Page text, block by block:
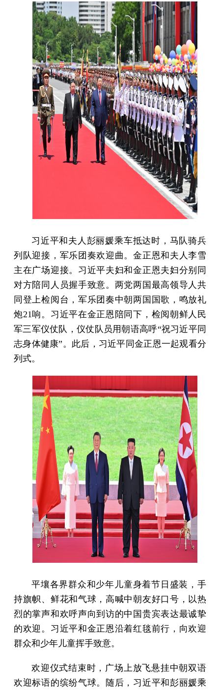
习近平和夫人彭丽媛乘车抵达时，马队骑兵
列队迎接，军乐团奏欢迎曲。金正恩和夫人李雪
主在广场迎接。习近平夫妇和金正恩夫妇分别同
对方陪同人员握手致意。两党两国最高领导人共
同登上检阅台，军乐团奏中朝两国国歌，鸣放礼
炮21响。习近平在金正恩陪同下，检阅朝鲜人民
军三军仪仗队，仪仗队员用朝语高呼“祝习近平同
志身体健康”。此后，习近平同金正恩一起观看分
列式。
平壤各界群众和少年儿童身着节日盛装，手
持旗帜、鲜花和气球，高喊中朝友好口号，以热
烈的掌声和欢呼声向到访的中国贵宾表达最诚挚
的欢迎。习近平和金正恩沿着红毯前行，向欢迎
群众和少年儿童挥手致意。
欢迎仪式结束时，广场上放飞悬挂中朝双语
欢迎标语的缤纷气球。随后，习近平和彭丽媛乘